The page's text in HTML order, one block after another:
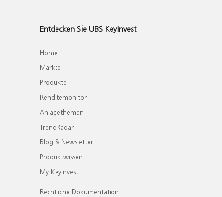
Entdecken Sie UBS KeyInvest
Home
Märkte
Produkte
Renditemonitor
Anlagethemen
TrendRadar
Blog & Newsletter
Produktwissen
My KeyInvest
Rechtliche Dokumentation